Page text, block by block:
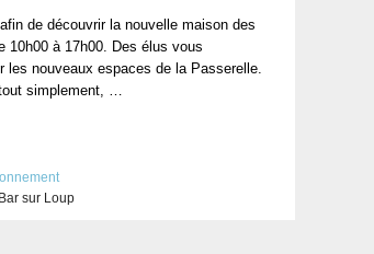
de découvrir la nouvelle maison des
10h00 à 17h00. Des élus vous
les nouveaux espaces de la Passerelle.
simplement, …
sur Loup